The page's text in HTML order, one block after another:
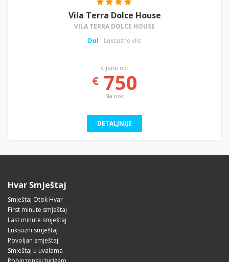
Vila Terra Dolce House
VILA TERRA DOLCE HOUSE
Dol - Luksuzne vile
Cijene od:
€750
Na noć
DETALJNIJE
Hvar Smještaj
Smještaj Otok Hvar
First minute smještaj
Last minute smještaj
Luksuzni smještaj
Povoljan smještaj
Smještaj u uvalama